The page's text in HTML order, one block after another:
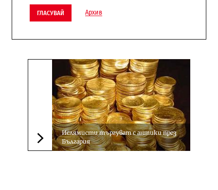
ГЛАСУВАЙ Архив
Следваща новина
Ислямисти търгуват с антики през
България